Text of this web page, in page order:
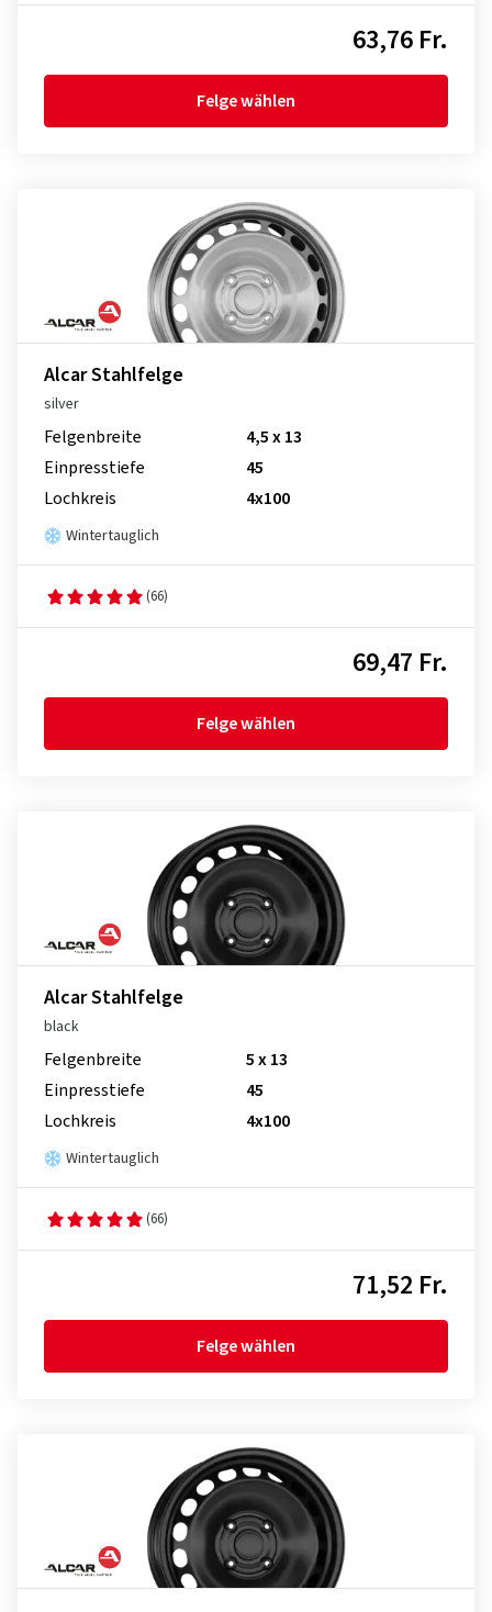
63,76 Fr.
Felge wählen
Alcar Stahlfelge
silver
Felgenbreite
4,5 x 13
Einpresstiefe
45
Lochkreis
4x100
Wintertauglich
(66)
69,47 Fr.
Felge wählen
Alcar Stahlfelge
black
Felgenbreite
5 x 13
Einpresstiefe
45
Lochkreis
4x100
Wintertauglich
(66)
71,52 Fr.
Felge wählen